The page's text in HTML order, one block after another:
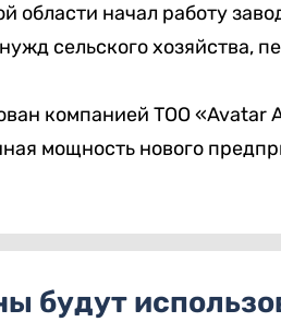
области начал работу
сельского хозяйства,
компанией ТОО «Avatar
мощность нового
будут